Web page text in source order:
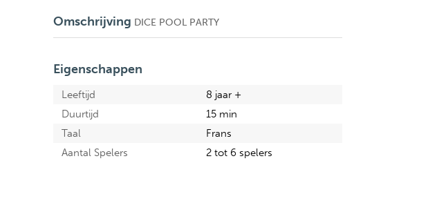
Omschrijving DICE POOL PARTY
Eigenschappen
Leeftijd
8 jaar +
Duurtijd
15 min
Taal
Frans
Aantal Spelers
2 tot 6 spelers